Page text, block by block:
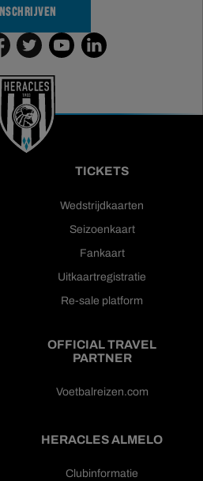
INSCHRIJVEN
TICKETS
Wedstrijdkaarten
Seizoenkaart
Fankaart
Uitkaartregistratie
Re-sale platform
OFFICIAL TRAVEL
PARTNER
Voetbalreizen.com
HERACLES ALMELO
Clubinformatie